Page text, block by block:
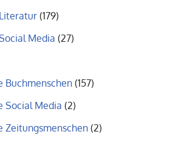
(179)
Media (27)
Buchmenschen(157)
Social Media (2)
Zeitungsmenschen (2)